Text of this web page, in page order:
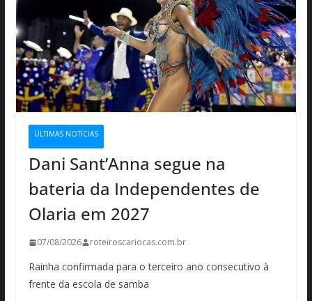
ÚLTIMAS NOTÍCIAS
Dani Sant’Anna segue na
bateria da Independentes de
Olaria em 2027
07/08/2026 roteiroscariocas.com.br
Rainha confirmada para o terceiro ano consecutivo à
frente da escola de samba